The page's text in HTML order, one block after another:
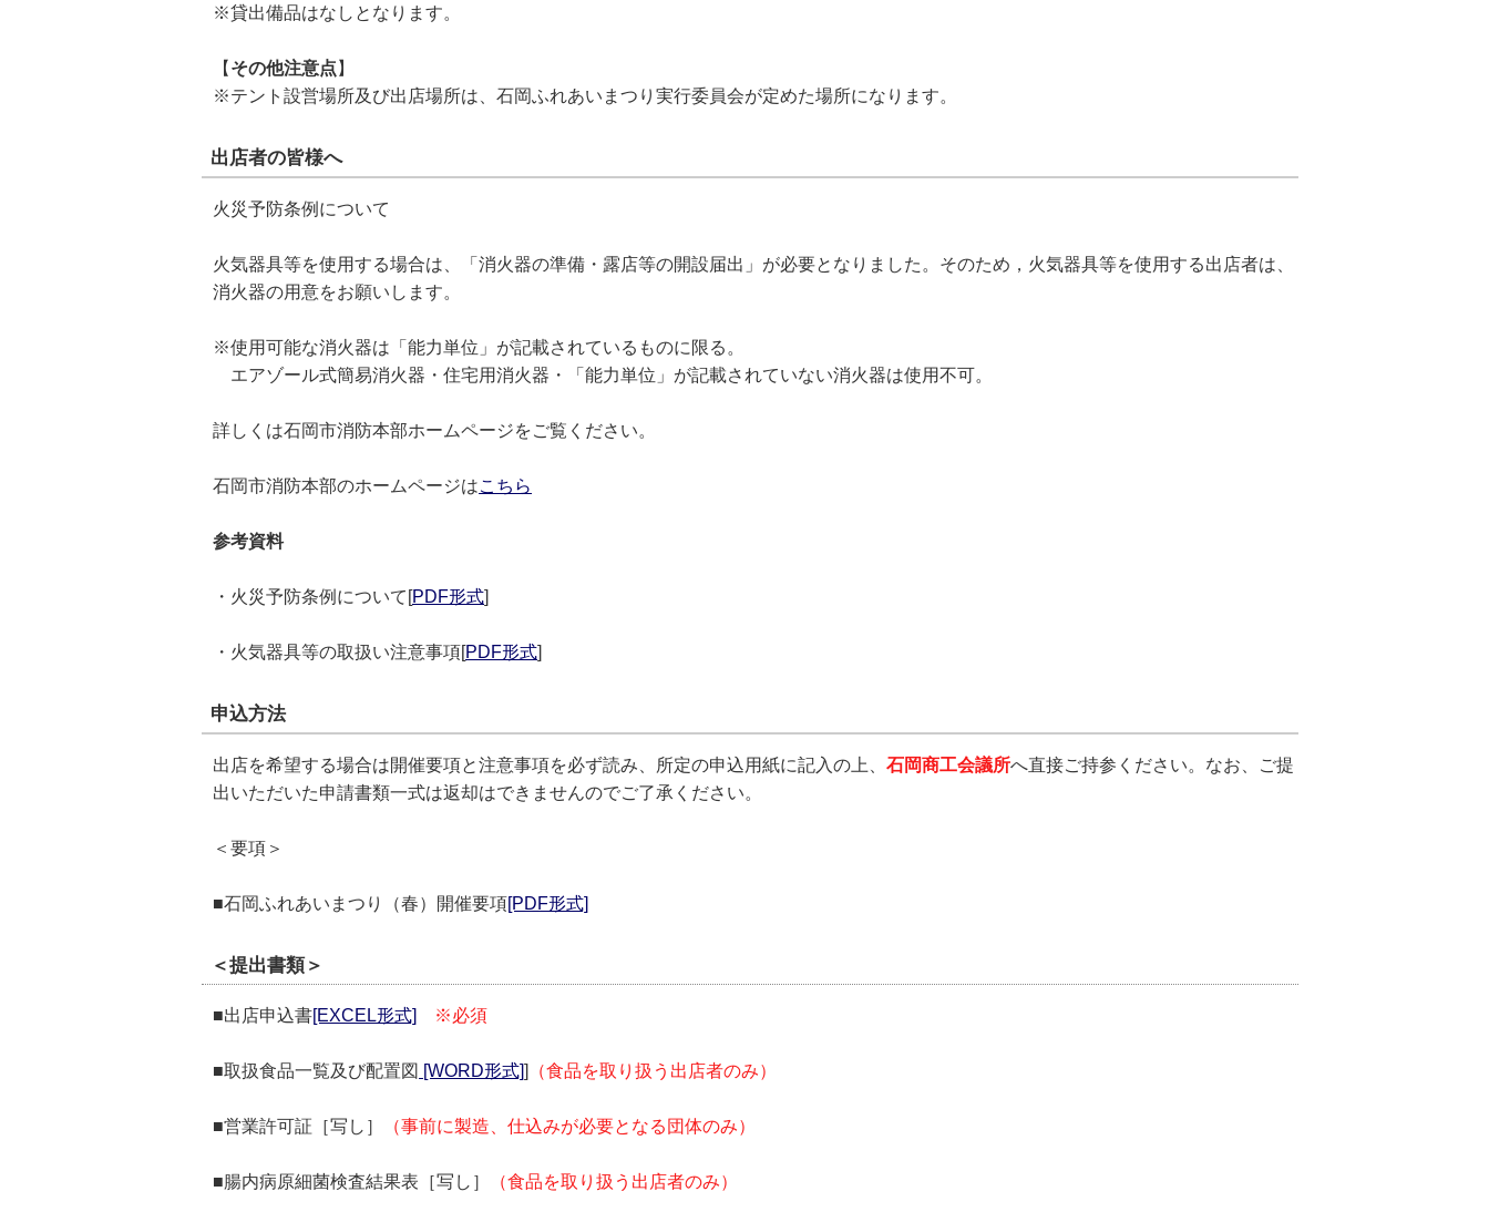
※貸出備品はなしとなります。
【 その他注意点 】
※テント設営場所及び出店場所は、石岡ふれあいまつり実行委員会が定めた場所になります。
出店者の皆様へ
火災予防条例について
火気器具等を使用する場合は、「消火器の準備・露店等の開設届出」が必要となりました。そのため，火気器具等を使用する出店者は、
消火器の用意をお願いします。
※使用可能な消火器は「能力単位」が記載されているものに限る。
エアゾール式簡易消火器・住宅用消火器・「能力単位」が記載されていない消火器は使用不可。
詳しくは石岡市消防本部ホームページをご覧ください。
石岡市消防本部のホームページはこちら
参考資料
・火災予防条例について[PDF形式]
・火気器具等の取扱い注意事項[PDF形式]
申込方法
出店を希望する場合は開催要項と注意事項を必ず読み、所定の申込用紙に記入の上、 石岡商工会議所へ直接ご持参ください。なお、ご提
出いただいた申請書類一式は返却はできませんのでご了承ください。
＜要項＞
■石岡ふれあいまつり（春）開催要項[PDF形式]
＜提出書類＞
■出店申込書[EXCEL形式] ※必須
■取扱食品一覧及び配置図 [WORD形式]] （食品を取り扱う出店者のみ）
■営業許可証［写し］ （事前に製造、仕込みが必要となる団体のみ）
■腸内病原細菌検査結果表［写し］ （食品を取り扱う出店者のみ）